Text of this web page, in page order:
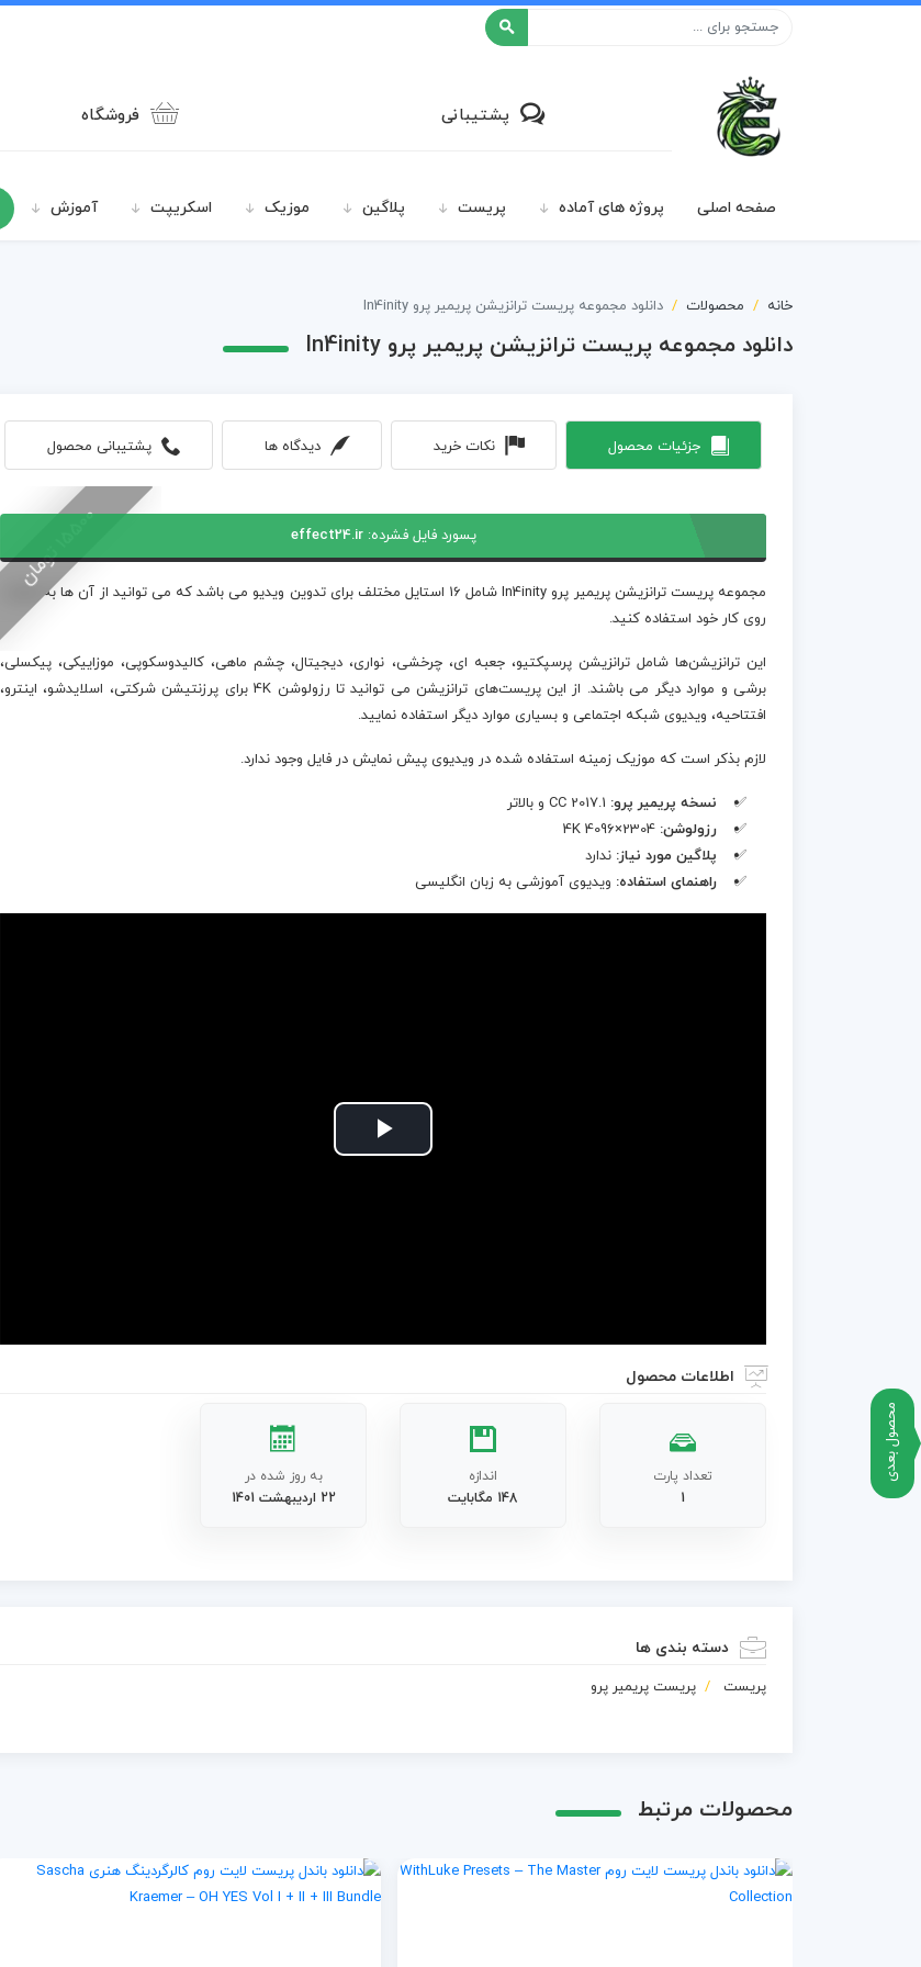
پشتیبانی فروشگاه
صفحه اصلی پروژه های آماده پریست پلاگین موزیک اسکریپت آموزش
محصول بعدی
خانه محصولات دانلود مجموعه پریست ترانزیشن پریمیر پرو In4inity
دانلود مجموعه پریست ترانزیشن پریمیر پرو In4inity
جزئیات محصول نکات خرید دیدگاه ها پشتیبانی محصول
1
5
5
0
0
ت
و
م
ا
ن
پسورد فایل فشرده:effect24.ir
مجموعه پریست ترانزیشن پریمیر پرو In4inity شامل 16 استایل مختلف برای تدوین ویدیو می باشد که می توانید از آن ها به دفعات
روی کار خود استفاده کنید.
این ترانزیشن‌ها شامل ترانزیشن پرسپکتیو، جعبه ای، چرخشی، نواری، دیجیتال، چشم ماهی، کالیدوسکوپی، موزاییکی، پیکسلی،
برشی و موارد دیگر می باشند. از این پریست‌های ترانزیشن می توانید تا رزولوشن 4K برای پرزنتیشن شرکتی، اسلایدشو، اینترو،
افتتاحیه، ویدیوی شبکه اجتماعی و بسیاری موارد دیگر استفاده نمایید.
لازم بذکر است که موزیک زمینه استفاده شده در ویدیوی پیش نمایش در فایل وجود ندارد.
نسخه پریمیر پرو: CC 2017.1 و بالاتر
رزولوشن: 4K 4096×2304
پلاگین مورد نیاز: ندارد
راهنمای استفاده: ویدیوی آموزشی به زبان انگلیسی
Play
اطلاعات محصول
تعداد پارت
1
اندازه
148 مگابایت
به روز شده در
22 اردیبهشت 1401
دسته بندی ها
پریست پریست پریمیر پرو
محصولات مرتبط